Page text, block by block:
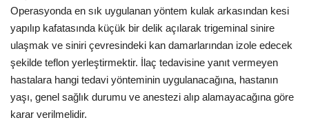
Operasyonda en sık uygulanan yöntem kulak arkasından kesi
yapılıp kafatasında küçük bir delik açılarak trigeminal sinire
ulaşmak ve siniri çevresindeki kan damarlarından izole edecek
şekilde teflon yerleştirmektir. İlaç tedavisine yanıt vermeyen
hastalara hangi tedavi yönteminin uygulanacağına, hastanın
yaşı, genel sağlık durumu ve anestezi alıp alamayacağına göre
karar verilmelidir.